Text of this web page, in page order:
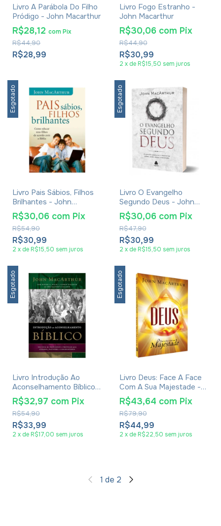
Livro A Parábola Do Filho
Pródigo - John Macarthur
R$28,99
R$44,90
R$28,12 comPix
Livro Fogo Estranho -
John Macarthur
R$30,99
R$44,90
R$30,06 com Pix
2 x de R$15,50 sem juros
Esgotado
Livro Pais Sábios, Filhos
Brilhantes - John
Macarthur
R$30,99
R$54,90
R$30,06 com Pix
2 x de R$15,50 sem juros
Esgotado
Livro O Evangelho
Segundo Deus - John
Macarthur
R$30,99
R$47,90
R$30,06 com Pix
2 x de R$15,50 sem juros
Esgotado
Livro Introdução Ao
Aconselhamento Bíblico -
John MacArthur
R$33,99
R$54,90
R$32,97 com Pix
2 x de R$17,00 sem juros
Esgotado
Livro Deus: Face A Face
Com A Sua Majestade -
John MacArthur
R$44,99
R$79,90
R$43,64 com Pix
2 x de R$22,50 sem juros
1 de 2